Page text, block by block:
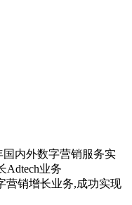
内外数字营销服务实
Adtech业务
营销增长业务,成功实现